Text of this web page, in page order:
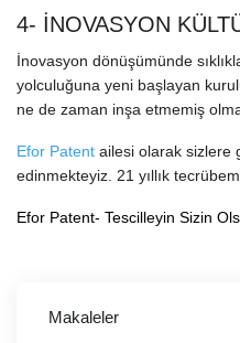
4- İNOVASYON
İnovasyon dönüşümünde
yolculuğuna yeni başlayan
ne de zaman inşa etmemiş
Efor Patent ailesi olarak sizlere
edinmekteyiz. 21 yıllık
Efor Patent- Tescilleyin Sizin
Makaleler